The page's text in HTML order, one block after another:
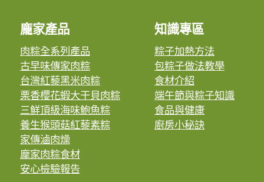
龐家產品
肉粽全系列產品
古早味傳家肉粽
台灣紅藜黑米肉粽
栗香櫻花蝦大干貝肉粽
三鮮頂級海味鮑魚粽
養生猴頭菇紅藜素粽
家傳滷肉燥
龐家肉粽食材
安心檢驗報告
知識專區
粽子加熱方法
包粽子做法教學
食材介紹
端午節與粽子知識
食品與健康
廚房小秘訣